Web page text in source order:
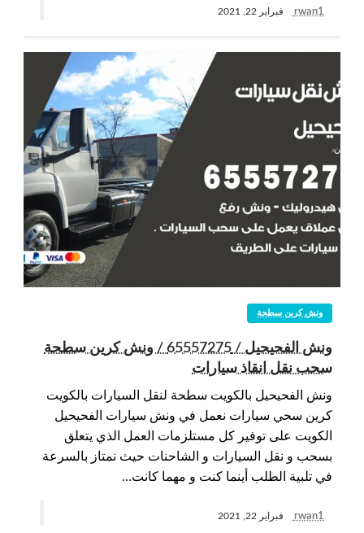
rwan1 فبراير 22, 2021
ونش كرين سطحة
ونش الفحيحيل / 65557275 / ونش كرين سطحة
سحب نقل انقاذ سيارات
ونش الفحيحيل بالكويت سطحة لنقل السيارات بالكويت
كرين سحي سيارات نعمل في ونش سيارات الفحيحيل
الكويت على توفير كل مستلزمات العمل الذي يتعلق
بسحب و نقل السيارات و الشاحنات حيث نمتاز بالسرعة
في تلبية الطلب أينما كنت و مهما كانت…
rwan1 فبراير 22, 2021